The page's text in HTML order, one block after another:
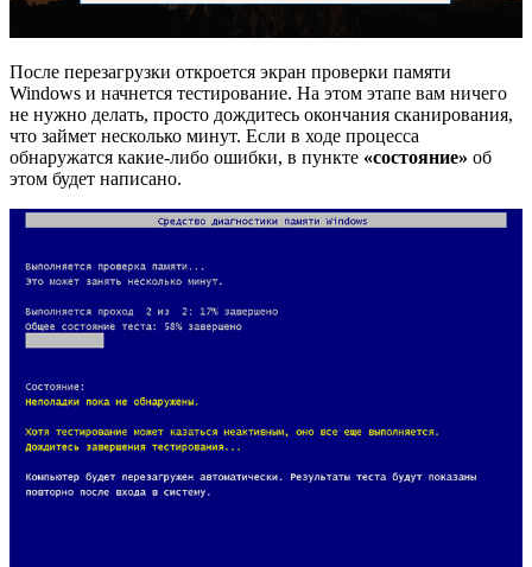
После перезагрузки откроется экран проверки памяти
Windows и начнется тестирование. На этом этапе вам ничего
не нужно делать, просто дождитесь окончания сканирования,
что займет несколько минут. Если в ходе процесса
обнаружатся какие-либо ошибки, в пункте «состояние» об
этом будет написано.